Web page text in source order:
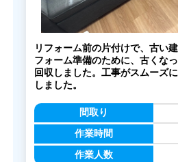
リフォーム前の片付けで、古い
フォーム準備のために、古くな
回収しました。工事がスムーズ
しました。
間取り
作業時間
作業人数